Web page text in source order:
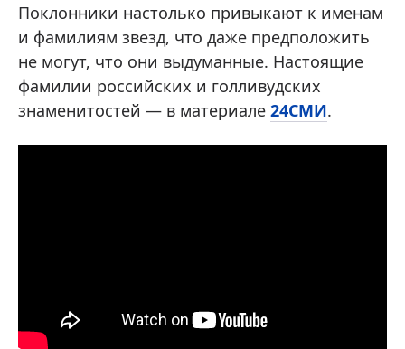
Поклонники настолько привыкают к именам
и фамилиям звезд, что даже предположить
не могут, что они выдуманные. Настоящие
фамилии российских и голливудских
знаменитостей — в материале 24СМИ.